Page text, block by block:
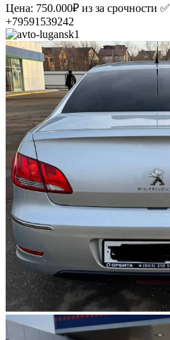
Цена: 750.000₽ из за срочности ✅
+79591539242